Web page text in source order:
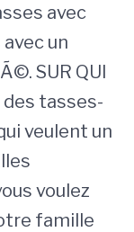
avec
un
SUR QUI
des tasses-
veulent un
voulez
famille